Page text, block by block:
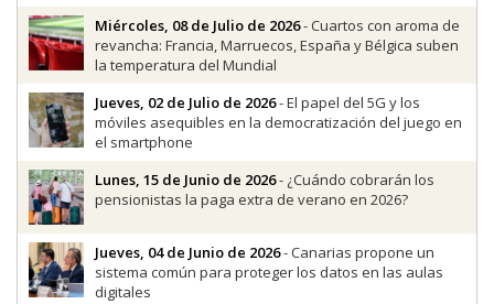
Miércoles, 08 de Julio de 2026- Cuartos con aroma de
revancha: Francia, Marruecos, España y Bélgica suben
la temperatura del Mundial
Jueves, 02 de Julio de 2026- El papel del 5G y los
móviles asequibles en la democratización del juego en
el smartphone
Lunes, 15 de Junio de 2026- ¿Cuándo cobrarán los
pensionistas la paga extra de verano en 2026?
Jueves, 04 de Junio de 2026- Canarias propone un
sistema común para proteger los datos en las aulas
digitales